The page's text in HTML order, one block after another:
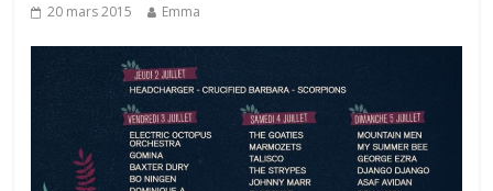
20 mars 2015 Emma